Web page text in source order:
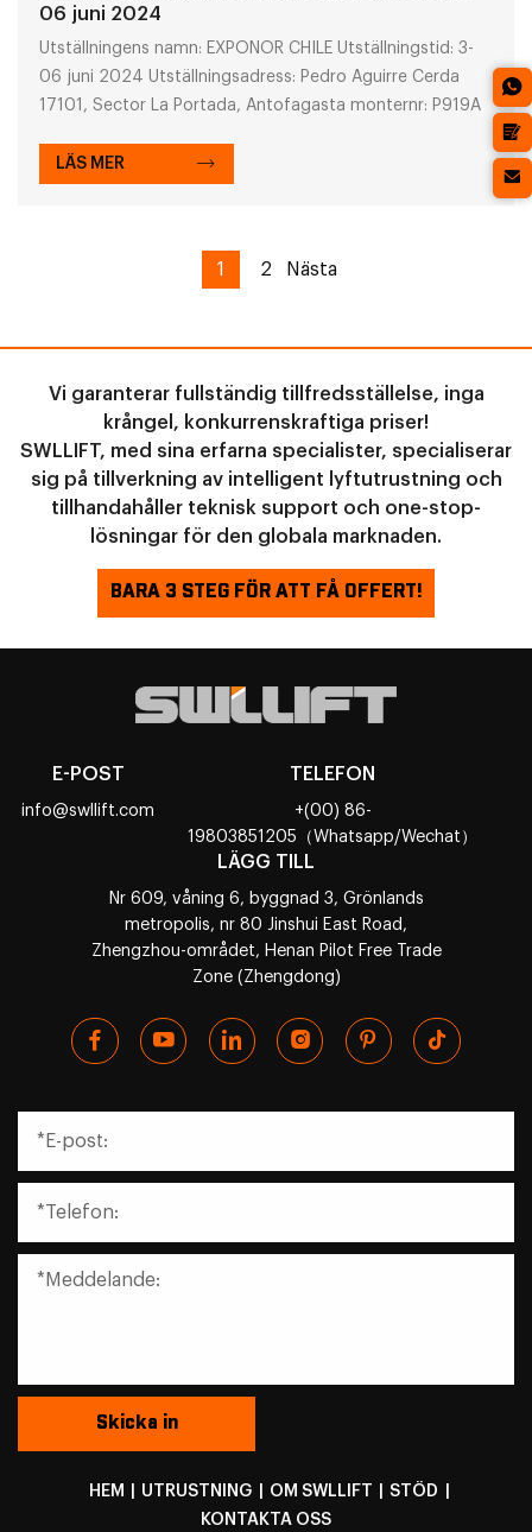
06 juni 2024
Utställningens namn: EXPONOR CHILE Utställningstid: 3-
06 juni 2024 Utställningsadress: Pedro Aguirre Cerda
17101, Sector La Portada, Antofagasta monternr: P919A
LÄS MER
1 2 Nästa
Vi garanterar fullständig tillfredsställelse, inga
krångel, konkurrenskraftiga priser!
SWLLIFT, med sina erfarna specialister, specialiserar
sig på tillverkning av intelligent lyftutrustning och
tillhandahåller teknisk support och one-stop-
lösningar för den globala marknaden.
BARA 3 STEG FÖR ATT FÅ OFFERT!
E-POST
info@swllift.com
TELEFON
+(00) 86-
19803851205（Whatsapp/Wechat）
LÄGG TILL
Nr 609, våning 6, byggnad 3, Grönlands
metropolis, nr 80 Jinshui East Road,
Zhengzhou-området, Henan Pilot Free Trade
Zone (Zhengdong)
HEM UTRUSTNING OM SWLLIFT STÖD
KONTAKTA OSS